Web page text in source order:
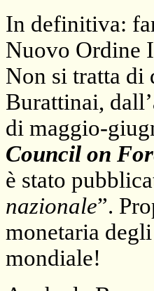
In definitiva:
Nuovo Ordine
Non si tratta di
Burattinai,
di maggio-
Council on
è stato
nazionale”.
monetaria
mondiale!